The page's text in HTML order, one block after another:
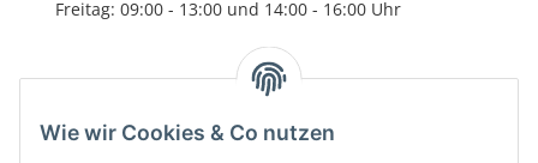
Wie wir Cookies & Co nutzen
Freitag: 09:00 - 13:00 und 14:00 - 16:00 Uhr